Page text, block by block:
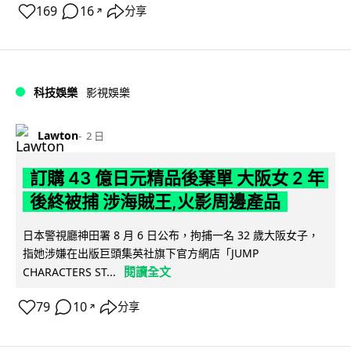
169 16 ↗ 分享
科技娛樂 影視娛樂
Lawton 2 日
訂購 43 億日元精品後棄單 大阪女 2 年
後終被捕 涉海賊王,火影周邊產品
日本警視廳神田署 8 月 6 日公布，拘捕一名 32 歲大阪女子，
指她涉嫌在出版巨頭集英社旗下官方網店「JUMP
CHARACTERS ST...
閱讀全文
79 10 ↗ 分享